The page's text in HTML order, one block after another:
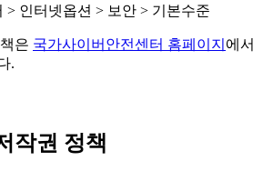
인터넷옵션 > 보안 > 기본수준
은 국가사이버안전센터 홈페이지 에서
.
작권 정책